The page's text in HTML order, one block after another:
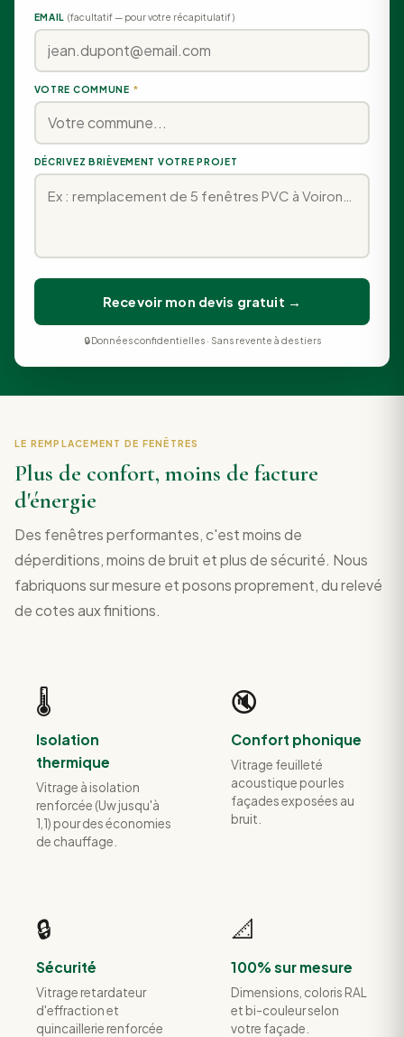
EMAIL (facultatif — pour votre récapitulatif)
VOTRE COMMUNE *
DÉCRIVEZ BRIÈVEMENT VOTRE PROJET
Recevoir mon devis gratuit →
🔒 Données confidentielles · Sans revente à des tiers
LE REMPLACEMENT DE FENÊTRES
Plus de confort, moins de facture
d'énergie
Des fenêtres performantes, c'est moins de
déperditions, moins de bruit et plus de sécurité. Nous
fabriquons sur mesure et posons proprement, du relevé
de cotes aux finitions.
🌡️
Isolation
thermique
Vitrage à isolation
renforcée (Uw jusqu'à
1,1) pour des économies
de chauffage.
🔇
Confort phonique
Vitrage feuilleté
acoustique pour les
façades exposées au
bruit.
🔒
Sécurité
Vitrage retardateur
d'effraction et
quincaillerie renforcée
📐
100% sur mesure
Dimensions, coloris RAL
et bi-couleur selon
votre façade.